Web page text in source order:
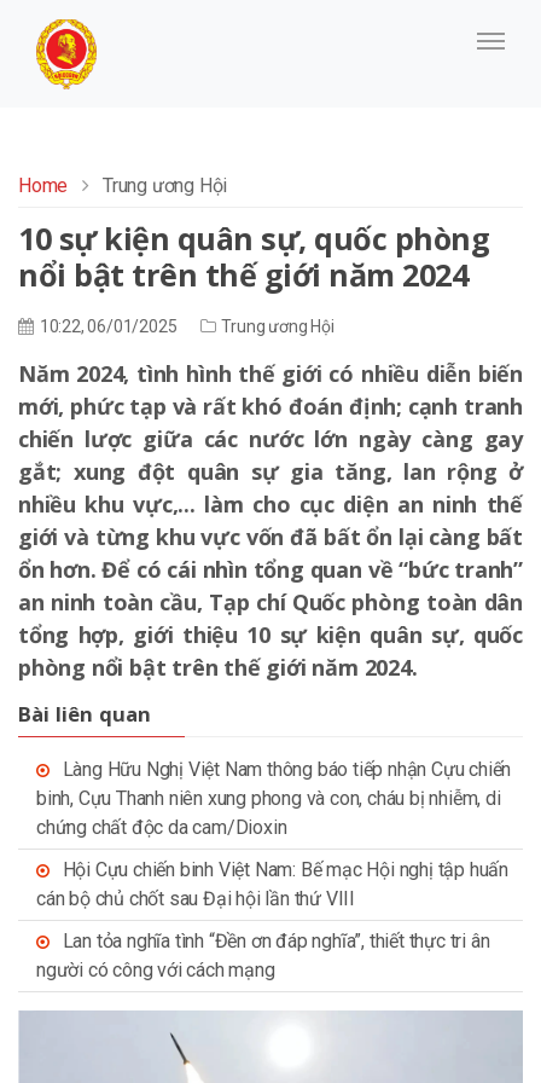
Home Trung ương Hội
10 sự kiện quân sự, quốc phòng
nổi bật trên thế giới năm 2024
10:22, 06/01/2025 Trung ương Hội
Năm 2024, tình hình thế giới có nhiều diễn biến
mới, phức tạp và rất khó đoán định; cạnh tranh
chiến lược giữa các nước lớn ngày càng gay
gắt; xung đột quân sự gia tăng, lan rộng ở
nhiều khu vực,... làm cho cục diện an ninh thế
giới và từng khu vực vốn đã bất ổn lại càng bất
ổn hơn. Để có cái nhìn tổng quan về “bức tranh”
an ninh toàn cầu, Tạp chí Quốc phòng toàn dân
tổng hợp, giới thiệu 10 sự kiện quân sự, quốc
phòng nổi bật trên thế giới năm 2024.
Bài liên quan
Làng Hữu Nghị Việt Nam thông báo tiếp nhận Cựu chiến
binh, Cựu Thanh niên xung phong và con, cháu bị nhiễm, di
chứng chất độc da cam/Dioxin
Hội Cựu chiến binh Việt Nam: Bế mạc Hội nghị tập huấn
cán bộ chủ chốt sau Đại hội lần thứ VIII
Lan tỏa nghĩa tình “Đền ơn đáp nghĩa”, thiết thực tri ân
người có công với cách mạng